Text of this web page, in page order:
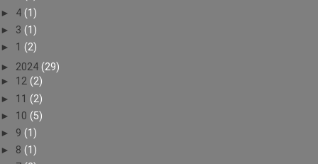
► 4 (1)
► 3 (1)
► 1 (2)
► 2024 (29)
► 12 (2)
► 11 (2)
► 10 (5)
► 9 (1)
► 8 (1)